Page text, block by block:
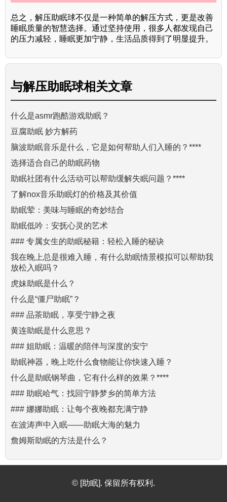
总之，解压助眠球不仅是一种简单的解压方式，更是改善
睡眠质量的智慧选择。通过坚持使用，很多人都发现自己
的压力减轻，睡眠更加宁静，生活品质得到了明显提升。
与解压助眠球相关文章
什么是asmr跑酷游戏助眠？
豆腐助眠 妙方解药
脑波助眠音乐是什么，它是如何帮助人们入睡的？****
选择适合自己的助眠药物
助眠社团有什么活动可以帮助缓解失眠问题？****
了解nox音乐助眠灯的价格及其价值
助眠荤：美味与睡眠的奇妙结合
助眠低吟：安抚心灵的艺术
### 专属女生的助眠秘籍：轻松入睡的秘诀
我在晚上总是很难入睡，有什么助眠情景模拟可以帮助我
放松入眠吗？
虎妹助眠是什么？
什么是“僵尸助眠”？
### 品茶助眠，享受宁静之夜
黄连助眠是什么意思？
### 姐助眠：温暖的陪伴与深度的安宁
助眠神器，晚上吃什么食物能让你快速入睡？
什么是助眠钢琴曲，它有什么样的效果？****
### 助眠哈气：找回宁静梦乡的简单方法
### 娜娜助眠：让每个夜晚都充满宁静
在波涛声中入眠——助眠大海的魅力
詹姆斯助眠的方法是什么？
© [助眠]. 保留所有权利.